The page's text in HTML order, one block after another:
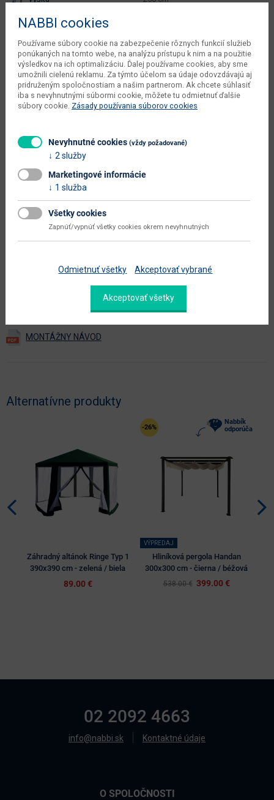
kusov v balení dodávateľa
váha s obalom dodávateľa 9 kg
počet balíkov dodávateľa 1 ks
dodávateľa
0.0414 m3
dodáva sa v demonte
údržba
zelená
polyester / oceľ
Zobraziť ďalšie parametre
Alternatívne produkty
Záhradný altánok Ringe Typ 1
390x390 cm - zelená / biela
89.00 €
Nabbík
odporúča
-26%
VÝPREDAJ
Hliníková pergola Handan
300x300 cm - čierna / béžová
538.00 € 399.00 €
02 2092 4663
info@nabbi.sk Kontaktné údaje
O SPOLOČNOSTI
NABBI cookies
Používame súbory cookie na zabezpečenie rôznych funkcií služieb
ponúkaných na tomto webe, na analýzu prístupu k nim a na použitie
výsledkov na ich optimalizáciu. Ďalej používame cookies, aby sme
umožnili cielenú reklamu. Za týmto účelom sa údaje odovzdávajú aj
pridruženým spoločnostiam a našim partnerom. Ak chcete súhlasiť
iba s nevyhnutnými súbormi cookie, môžete tu odmietnuť ďalšie
súbory cookie. Zásady používania súborov cookies
Nevyhnutné cookies (vždy požadované)
2 služby
Marketingové informácie
1 služba
Všetky cookies
Zapnúť/vypnúť všetky cookies okrem nevyhnutných
Odmietnuť všetky Akceptovať vybrané
Akceptovať všetky